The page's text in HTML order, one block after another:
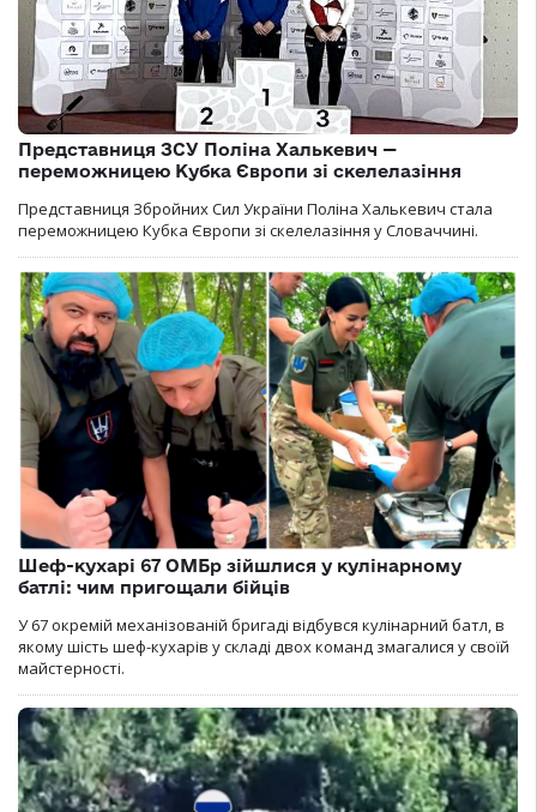
Представниця ЗСУ Поліна Халькевич —
переможницею Кубка Європи зі скелелазіння
Представниця Збройних Сил України Поліна Халькевич стала
переможницею Кубка Європи зі скелелазіння у Словаччині.
Шеф-кухарі 67 ОМБр зійшлися у кулінарному
батлі: чим пригощали бійців
У 67 окремій механізованій бригаді відбувся кулінарний батл, в
якому шість шеф-кухарів у складі двох команд змагалися у своїй
майстерності.